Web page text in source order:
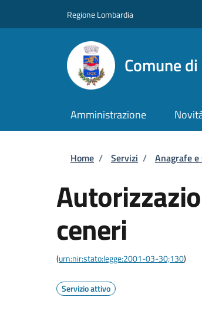
Regione Lombardia
Comune
Amministrazione
Briciole di
Home / Servizi / Anagrafe
ceneri
(urn:nir:stato:legge:2001-03-30;130)
Servizio attivo